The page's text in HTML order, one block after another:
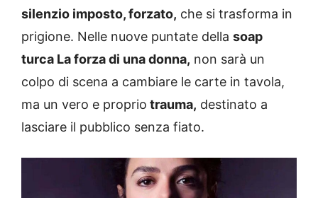
silenzio imposto, forzato, che si trasforma in
prigione. Nelle nuove puntate della soap
turca La forza di una donna, non sarà un
colpo di scena a cambiare le carte in tavola,
ma un vero e proprio trauma, destinato a
lasciare il pubblico senza fiato.